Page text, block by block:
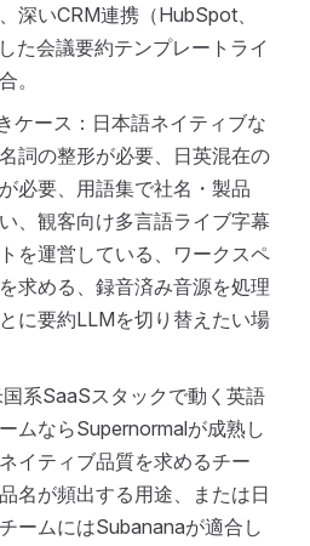
深いCRM連携（HubSpot、
た会議要約テンプレートライ
。
ケース：日本語ネイティブな
詞の整形が必要、日英混在の
必要、用語集で社名・製品
、観客向け多言語ライブ字幕
を運営している、ワークスペ
求める、録音済み音源を処理
に要約LLMを切り替えたい場
系SaaSスタックで動く英語
ムならSupernormalが成熟し
イティブ品質を求めるチー
名が頻出する用途、または日
ームにはSubananaが適合し